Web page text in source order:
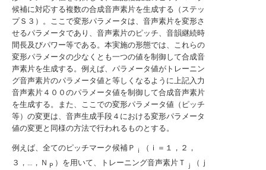
候補に対応する複数の合成音声素片を生成する（ステッ
プＳ３）。ここで変形パラメータは、音声素片を変形さ
せるパラメータであり、音声素片のピッチ、音韻継続時
間長及びパワー等である。本実施の形態では、これらの
変形パラメータの少なくとも一つの値を制御して合成音
声素片を生成する。例えば、パラメータ値がトレーニン
グ音声素片のパラメータ値と等しくなるように上記入力
音声素片４００のパラメータ値を制御して合成音声素片
を生成する。また、ここでの変形パラメータ値（ピッチ
等）の変更は、音声生成手段４における変形パラメータ
値の変更と同様の方法で行われるものとする。
例えば、全てのピッチマーク候補Ｐ ｉ
（ｉ＝１，２，
３，…，Ｎ Ｐ ）を用いて、トレーニング音声素片Ｔ ｊ
（ｊ